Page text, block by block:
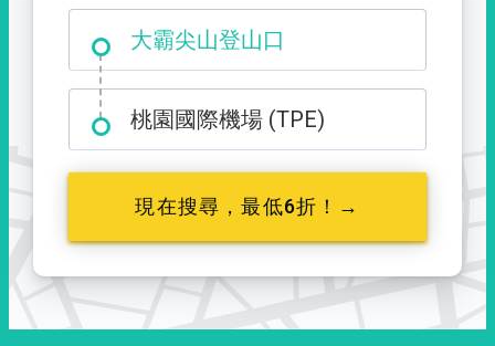
台中市西屯區福星路 427 號
大霸尖山登山口
桃園國際機場 (TPE)
現在搜尋，最低6折！→